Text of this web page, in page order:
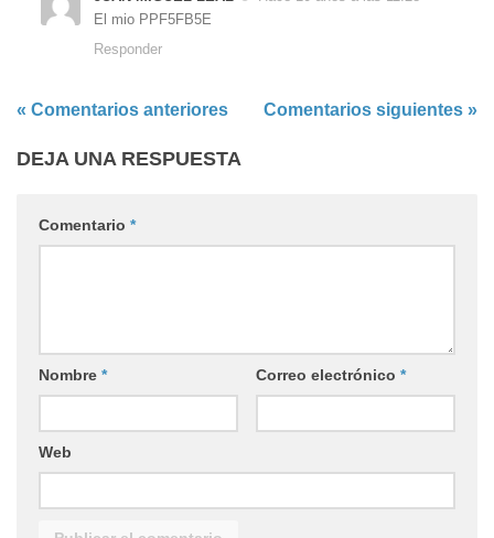
El mio PPF5FB5E
Responder
« Comentarios anteriores Comentarios siguientes »
DEJA UNA RESPUESTA
Comentario *
Nombre * Correo electrónico *
Web